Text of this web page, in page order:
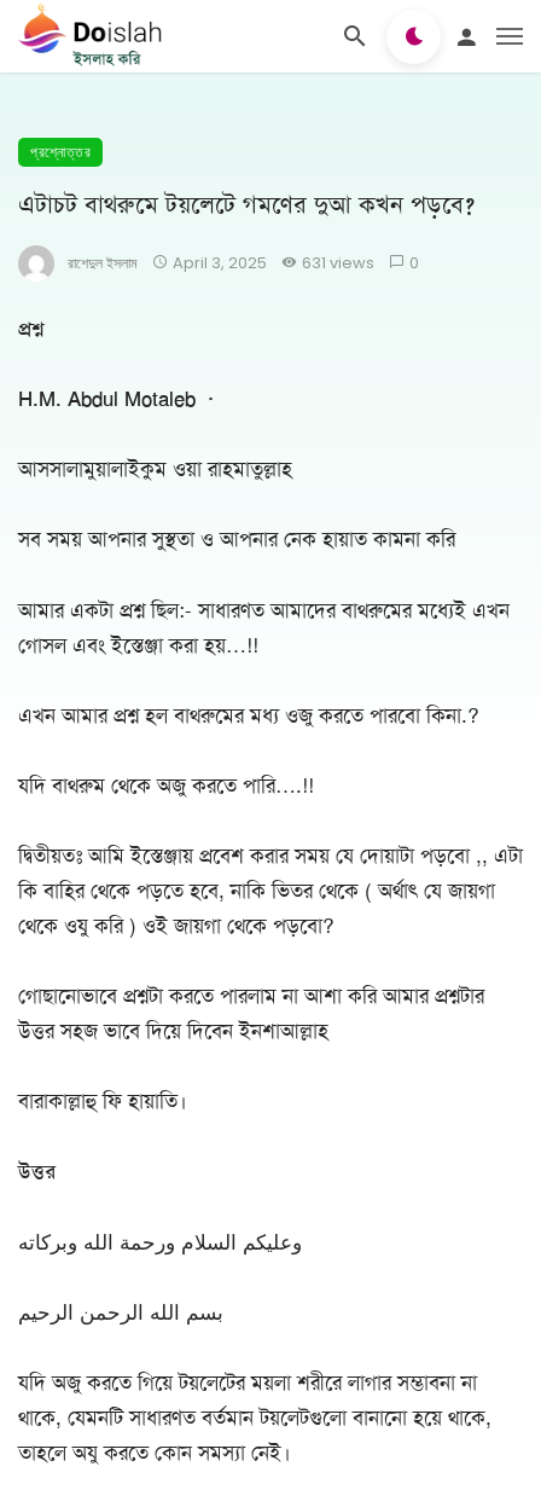
প্রশ্নোত্তর
এটাচট বাথরুমে টয়লেটে গমণের দুআ কখন পড়বে?
রাশেদুল ইসলাম April 3, 2025 631 views 0
প্রশ্ন
H.M. Abdul Motaleb ·
আসসালামুয়ালাইকুম ওয়া রাহমাতুল্লাহ
সব সময় আপনার সুস্থতা ও আপনার নেক হায়াত কামনা করি
আমার একটা প্রশ্ন ছিল:- সাধারণত আমাদের বাথরুমের মধ্যেই এখন
গোসল এবং ইস্তেঞ্জা করা হয়…!!
এখন আমার প্রশ্ন হল বাথরুমের মধ্য ওজু করতে পারবো কিনা.?
যদি বাথরুম থেকে অজু করতে পারি….!!
দ্বিতীয়তঃ আমি ইস্তেঞ্জায় প্রবেশ করার সময় যে দোয়াটা পড়বো ,, এটা
কি বাহির থেকে পড়তে হবে, নাকি ভিতর থেকে ( অর্থাৎ যে জায়গা
থেকে ওযু করি ) ওই জায়গা থেকে পড়বো?
গোছানোভাবে প্রশ্নটা করতে পারলাম না আশা করি আমার প্রশ্নটার
উত্তর সহজ ভাবে দিয়ে দিবেন ইনশাআল্লাহ
বারাকাল্লাহু ফি হায়াতি।
উত্তর
وعليكم السلام ورحمة الله وبركاته
بسم الله الرحمن الرحيم
যদি অজু করতে গিয়ে টয়লেটের ময়লা শরীরে লাগার সম্ভাবনা না
থাকে, যেমনটি সাধারণত বর্তমান টয়লেটগুলো বানানো হয়ে থাকে,
তাহলে অযু করতে কোন সমস্যা নেই।